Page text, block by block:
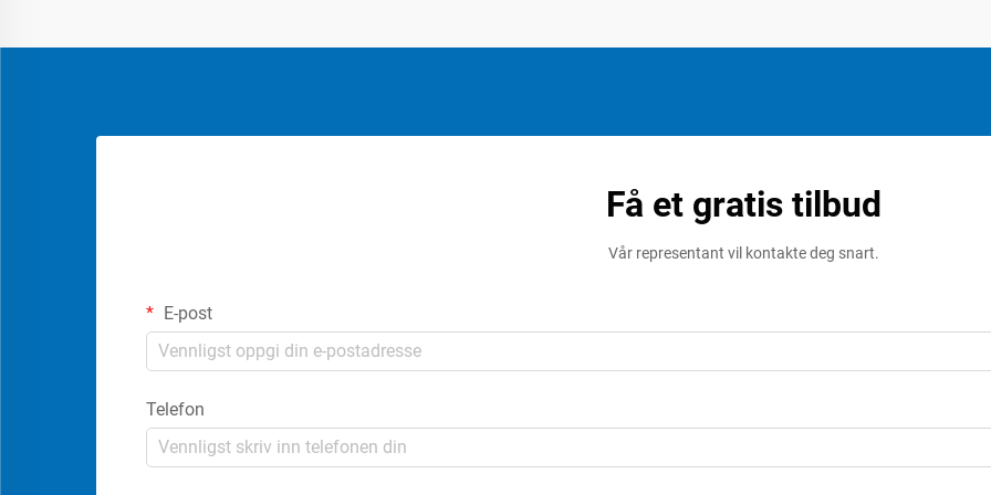
Få et gratis tilbud
Vår representant vil kontakte deg snart.
E-post
Telefon